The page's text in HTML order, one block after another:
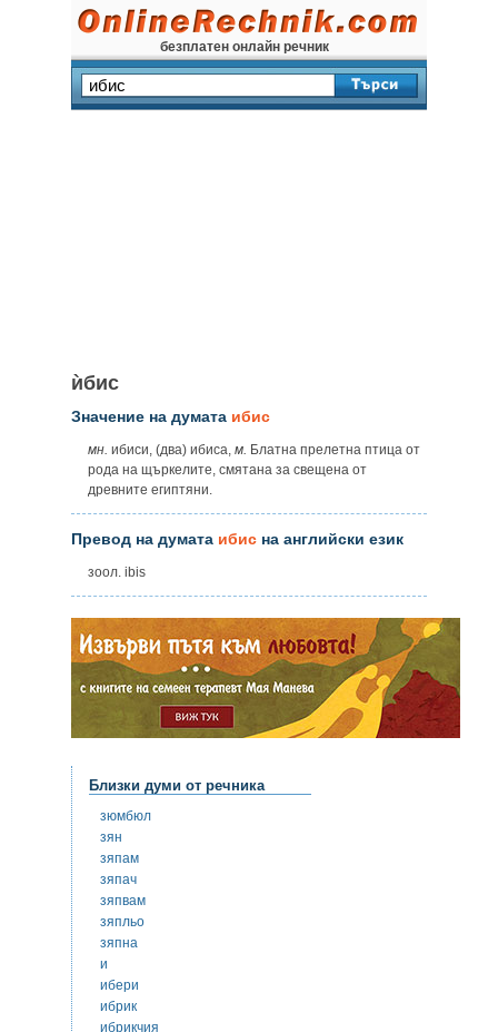
безплатен онлайн речник
ѝбис
Значение на думата ибис
мн. ибиси, (два) ибиса, м. Блатна прелетна птица от
рода на щъркелите, смятана за свещена от
древните египтяни.
Превод на думата ибис на английски език
зоол. ibis
Близки думи от речника
зюмбюл
зян
зяпам
зяпач
зяпвам
зяпльо
зяпна
и
ибери
ибрик
ибрикчия